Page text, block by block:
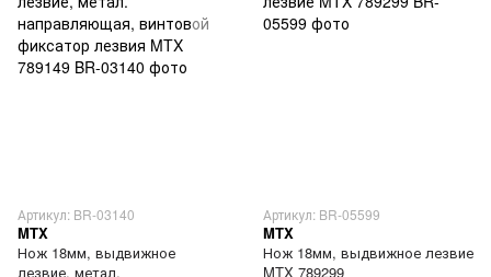
Артикул: BR-03140
MTX
Нож 18мм, выдвижное
лезвие, метал.
Артикул: BR-05599
MTX
Нож 18мм, выдвижное лезвие
MTX 789299